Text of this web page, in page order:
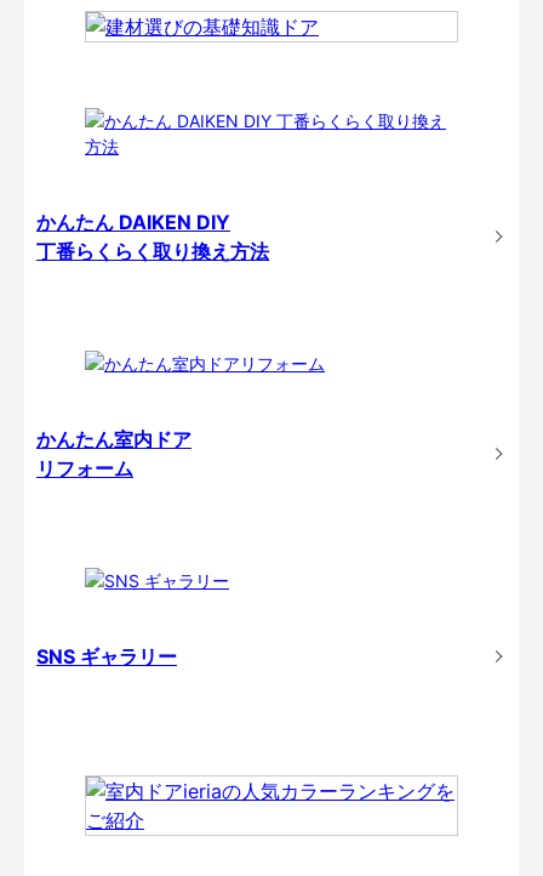
かんたん DAIKEN DIY
丁番らくらく取り換え方法
かんたん室内ドア
リフォーム
SNS ギャラリー